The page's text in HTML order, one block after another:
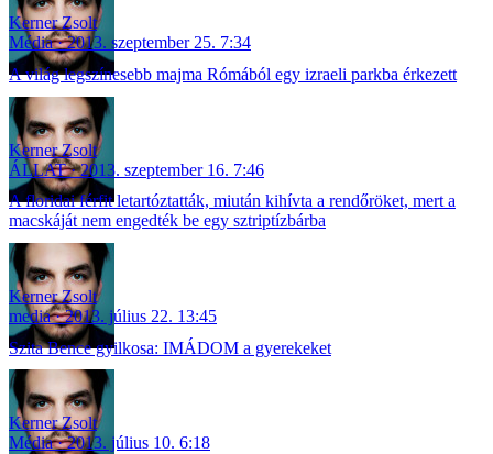
Kerner Zsolt
Média
2013. szeptember 25. 7:34
A világ legszínesebb majma Rómából egy izraeli parkba érkezett
Kerner Zsolt
ÁLLAT
2013. szeptember 16. 7:46
A floridai férfit letartóztatták, miután kihívta a rendőröket, mert a
macskáját nem engedték be egy sztriptízbárba
Kerner Zsolt
media
2013. július 22. 13:45
Szita Bence gyilkosa: IMÁDOM a gyerekeket
Kerner Zsolt
Média
2013. július 10. 6:18